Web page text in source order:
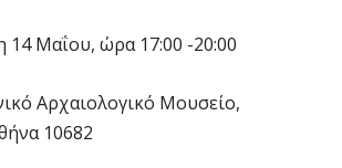
14 Μαΐου, ώρα 17:00 -20:00
Αρχαιολογικό Μουσείο,
10682